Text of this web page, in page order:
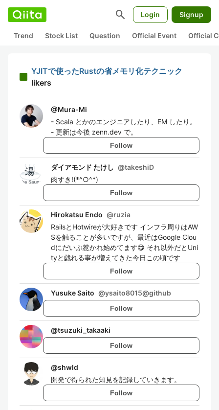
search Login Signup
Trend Stock List Question Official Event Official
YJITで使ったRustの省メモリ化テクニック
likers
@Mura-Mi
- Scala とかのエンジニアしたり、EM したり。
- 更新は今後 zenn.dev で。
Follow
ダイアモンド たけし @takeshiD
肉すき!(*^○^*)
Follow
Hirokatsu Endo @ruzia
RailsとHotwireが大好きです インフラ周りはAW
Sを触ることが多いですが、最近はGoogle Clou
dにだいぶ惹かれ始めてます😋 それ以外だとUni
tyと戯れる事が増えてきた今日この頃です
Follow
Yusuke Saito @ysaito8015@github
Follow
@tsuzuki_takaaki
Follow
@shwld
開発で得られた知見を記録していきます。
Follow